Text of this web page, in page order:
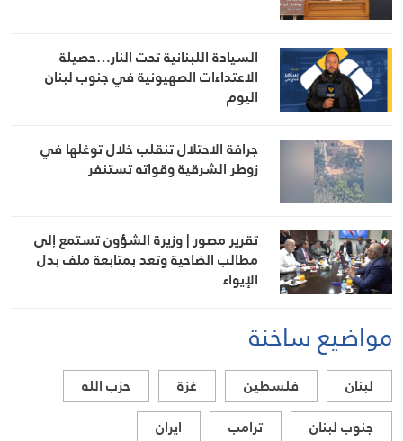
السيادة اللبنانية تحت النار…حصيلة
الاعتداءات الصهيونية في جنوب لبنان
اليوم
جرافة الاحتلال تنقلب خلال توغلها في
زوطر الشرقية وقواته تستنفر
تقرير مصور | وزيرة الشؤون تستمع إلى
مطالب الضاحية وتعد بمتابعة ملف بدل
الإيواء
مواضيع ساخنة
لبنان فلسطين غزة
حزب الله
جنوب لبنان
ترامب
ايران